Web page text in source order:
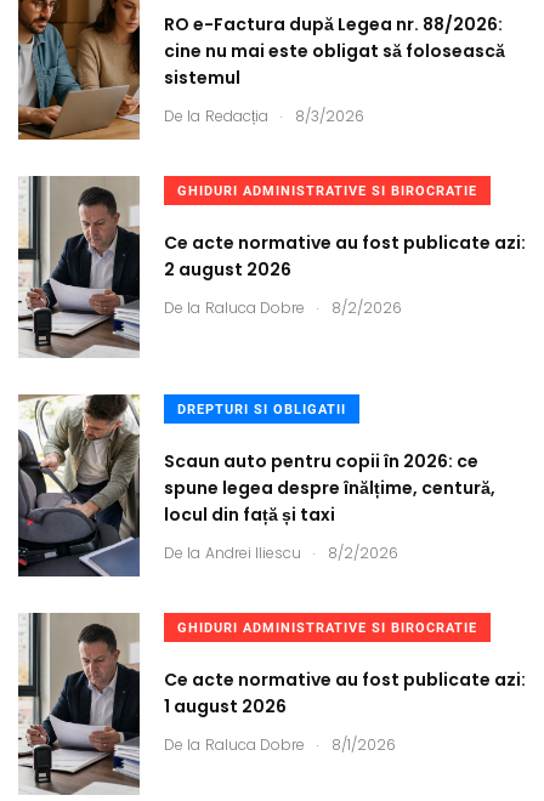
RO e-Factura după Legea nr. 88/2026:
cine nu mai este obligat să folosească
sistemul
De la Redacția . 8/3/2026
GHIDURI ADMINISTRATIVE SI BIROCRATIE
Ce acte normative au fost publicate azi:
2 august 2026
De la Raluca Dobre . 8/2/2026
DREPTURI SI OBLIGATII
Scaun auto pentru copii în 2026: ce
spune legea despre înălțime, centură,
locul din față și taxi
De la Andrei Iliescu . 8/2/2026
GHIDURI ADMINISTRATIVE SI BIROCRATIE
Ce acte normative au fost publicate azi:
1 august 2026
De la Raluca Dobre . 8/1/2026